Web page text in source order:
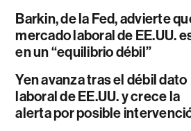
Barkin, de la Fed, advierte
mercado laboral de EE.UU.
en un “equilibrio débil”
Yen avanza tras el débil dato
laboral de EE.UU. y crece la
alerta por posible